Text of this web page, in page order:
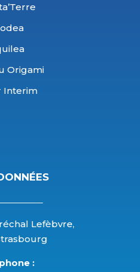
Origami
Interim
Lefèbvre,
: